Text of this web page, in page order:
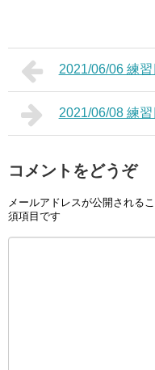
2021/06/06 練
2021/06/08 練
コメントをどうぞ
メールアドレスが公開される
須項目です